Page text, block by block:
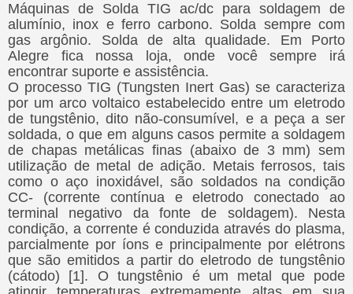
Máquinas de Solda TIG ac/dc para soldagem de
alumínio, inox e ferro carbono. Solda sempre com
gas argônio. Solda de alta qualidade. Em Porto
Alegre fica nossa loja, onde você sempre irá
encontrar suporte e assistência.
O processo TIG (Tungsten Inert Gas) se caracteriza
por um arco voltaico estabelecido entre um eletrodo
de tungstênio, dito não-consumível, e a peça a ser
soldada, o que em alguns casos permite a soldagem
de chapas metálicas finas (abaixo de 3 mm) sem
utilização de metal de adição. Metais ferrosos, tais
como o aço inoxidável, são soldados na condição
CC- (corrente contínua e eletrodo conectado ao
terminal negativo da fonte de soldagem). Nesta
condição, a corrente é conduzida através do plasma,
parcialmente por íons e principalmente por elétrons
que são emitidos a partir do eletrodo de tungstênio
(cátodo) [1]. O tungstênio é um metal que pode